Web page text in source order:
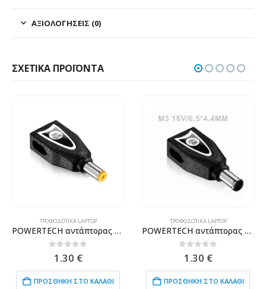
ΑΞΙΟΛΟΓΉΣΕΙΣ (0)
ΣΧΕΤΙΚΆ ΠΡΟΪΌΝΤΑ
ΤΡΟΦΟΔΟΤΙΚΆ LAPTOP
POWERTECH αντάπτορας για φορτιστή laptop M15 για Acer/Liteon 5.5×1.7mm, 19V, μαύρος
out of 5
1.30 €
ΠΡΟΣΘΉΚΗ ΣΤΟ ΚΑΛΆΘΙ
ΤΡΟΦΟΔΟΤΙΚΆ LAPTOP
POWERTECH αντάπτορας για φορτιστή laptop M3 για Sony/Fujitsu 6.5×4.4mm, 16V, μαύρος
out of 5
1.30 €
ΠΡΟΣΘΉΚΗ ΣΤΟ ΚΑΛΆΘΙ